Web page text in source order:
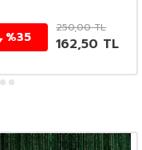
%35
250,00TL
162,50 TL